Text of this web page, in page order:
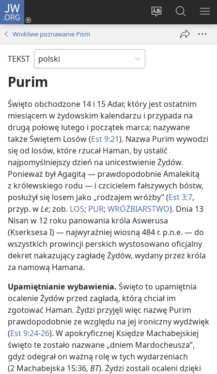
JW.ORG
Wybór
Logowanie
(opens
Szukaj
na
JW.ORG
Wnikliwe poznawanie Pism
TEKST
Purim
Święto obchodzone 14 i 15 Adar, który jest ostatnim
miesiącem w żydowskim kalendarzu i przypada na
drugą połowę lutego i początek marca; nazywane
także Świętem Losów (Est 9:21). Nazwa Purim wywodzi
się od losów, które rzucał Haman, by ustalić
najpomyślniejszy dzień na unicestwienie Żydów.
Ponieważ był Agagitą — prawdopodobnie Amalekitą
z królewskiego rodu — i czcicielem fałszywych bóstw,
posłużył się losem jako „rodzajem wróżby” (Est 3:7,
przyp. wLe; zob. LOS; PUR; WRÓŻBIARSTWO). Dnia 13
Nisan w 12 roku panowania króla Aswerusa
(Kserksesa I) — najwyraźniej wiosną 484 r. p.n.e. — do
wszystkich prowincji perskich wystosowano oficjalny
dekret nakazujący zagładę Żydów, wydany przez króla
za namową Hamana.
Upamiętnianie wybawienia. Święto to upamiętnia
ocalenie Żydów przed zagładą, którą chciał im
zgotować Haman. Żydzi przyjęli więc nazwę Purim
prawdopodobnie ze względu na jej ironiczny wydźwięk
(Est 9:24-26). W apokryficznej Księdze Machabejskiej
święto te zostało nazwane „dniem Mardocheusza”,
gdyż odegrał on ważną rolę w tych wydarzeniach
(2 Machabejska 15:36, BT). Żydzi zostali ocaleni dzięki